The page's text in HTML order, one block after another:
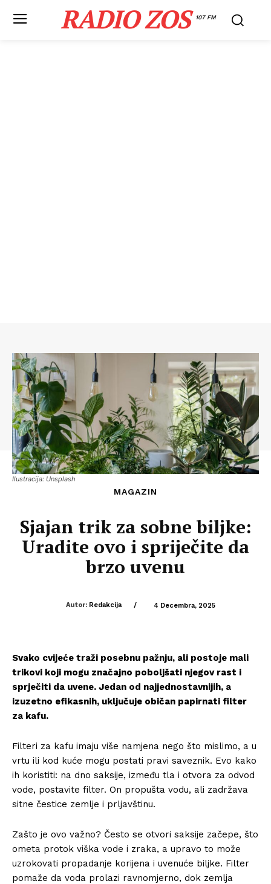
RADIO ZOS 107 FM
Ilustracija: Unsplash
MAGAZIN
Sjajan trik za sobne biljke:
Uradite ovo i spriječite da
brzo uvenu
Autor: Redakcija / 4 Decembra, 2025
Svako cvijeće traži posebnu pažnju, ali postoje mali
trikovi koji mogu značajno poboljšati njegov rast i
sprječiti da uvene. Jedan od najjednostavnijih, a
izuzetno efikasnih, uključuje običan papirnati filter
za kafu.
Filteri za kafu imaju više namjena nego što mislimo, a u
vrtu ili kod kuće mogu postati pravi saveznik. Evo kako
ih koristiti: na dno saksije, između tla i otvora za odvod
vode, postavite filter. On propušta vodu, ali zadržava
sitne čestice zemlje i prljavštinu.
Zašto je ovo važno? Često se otvori saksije začepe, što
ometa protok viška vode i zraka, a upravo to može
uzrokovati propadanje korijena i uvenuće biljke. Filter
pomaže da voda prolazi ravnomjerno, dok zemlja